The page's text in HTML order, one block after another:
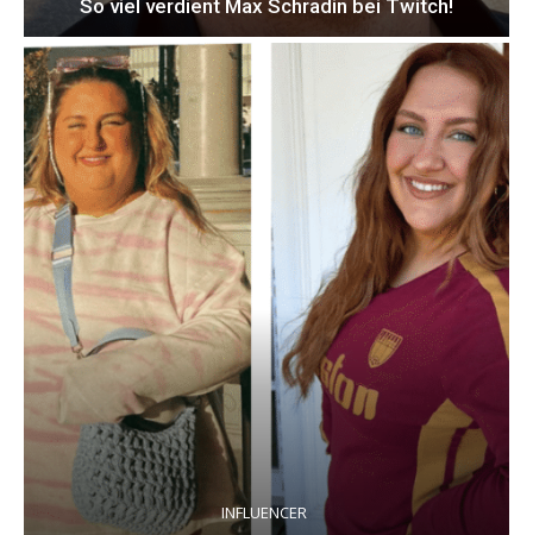
So viel verdient Max Schradin bei Twitch!
INFLUENCER